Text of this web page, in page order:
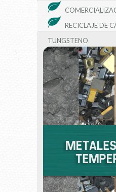
RECICLAJE DE
TUNGSTENO